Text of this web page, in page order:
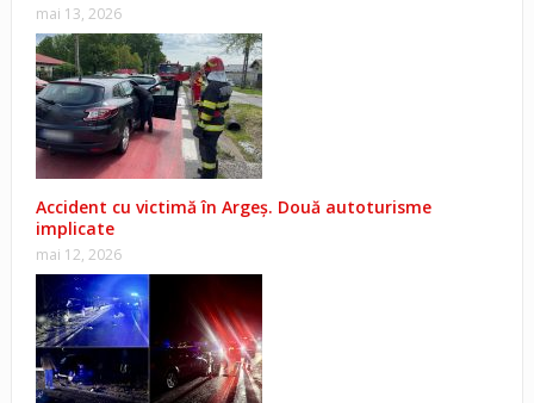
mai 13, 2026
Accident cu victimă în Argeș. Două autoturisme
implicate
mai 12, 2026